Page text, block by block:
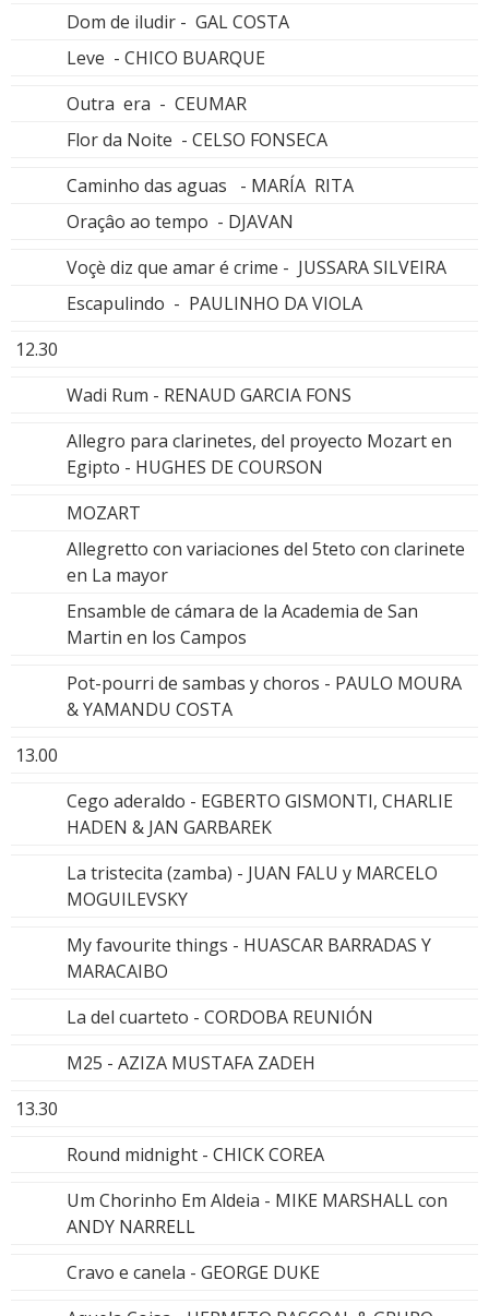
Dom de iludir - GAL COSTA
Leve - CHICO BUARQUE
Outra era - CEUMAR
Flor da Noite - CELSO FONSECA
Caminho das aguas - MARÍA RITA
Oraçâo ao tempo - DJAVAN
Voçè diz que amar é crime - JUSSARA SILVEIRA
Escapulindo - PAULINHO DA VIOLA
12.30
Wadi Rum - RENAUD GARCIA FONS
Allegro para clarinetes, del proyecto Mozart en
Egipto - HUGHES DE COURSON
MOZART
Allegretto con variaciones del 5teto con clarinete
en La mayor
Ensamble de cámara de la Academia de San
Martin en los Campos
Pot-pourri de sambas y choros - PAULO MOURA
& YAMANDU COSTA
13.00
Cego aderaldo - EGBERTO GISMONTI, CHARLIE
HADEN & JAN GARBAREK
La tristecita (zamba) - JUAN FALU y MARCELO
MOGUILEVSKY
My favourite things - HUASCAR BARRADAS Y
MARACAIBO
La del cuarteto - CORDOBA REUNIÓN
M25 - AZIZA MUSTAFA ZADEH
13.30
Round midnight - CHICK COREA
Um Chorinho Em Aldeia - MIKE MARSHALL con
ANDY NARRELL
Cravo e canela - GEORGE DUKE